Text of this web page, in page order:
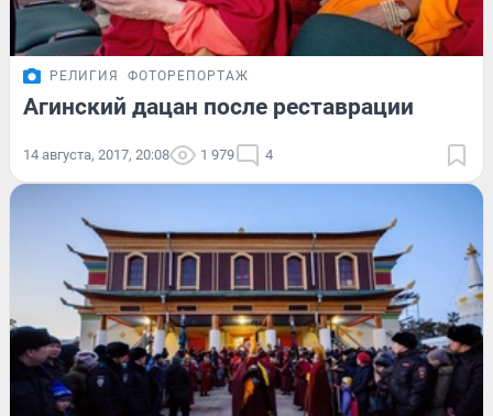
РЕЛИГИЯ ФОТОРЕПОРТАЖ
Агинский дацан после реставрации
14 августа, 2017, 20:08 1 979 4